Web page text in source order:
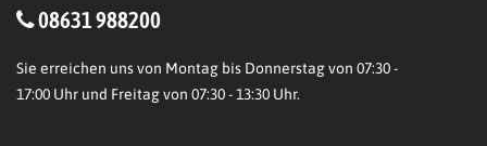
08631 988200
Sie erreichen uns von Montag bis Donnerstag von 07:30 -
17:00 Uhr und Freitag von 07:30 - 13:30 Uhr.